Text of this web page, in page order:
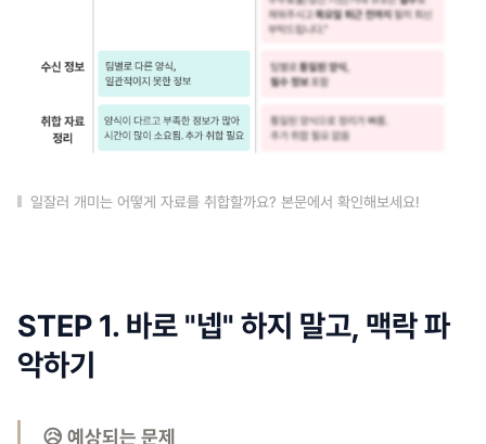
일잘러 개미는 어떻게 자료를 취합할까요? 본문에서 확인해보세요!
STEP 1. 바로 "넵" 하지 말고, 맥락 파
악하기
😥 예상되는 문제